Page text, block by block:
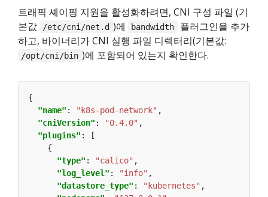
트래픽 셰이핑 지원을 활성화하려면, CNI 구성 파일 (기
본값
/etc/cni/net.d )에 bandwidth
플러그인을 추가
하고, 바이너리가 CNI 실행 파일 디렉터리(기본값:
/opt/cni/bin )에 포함되어 있는지 확인한다.
"name" : "k8s-pod-network"
"cniVersion" : "0.4.0"
"plugins"
"type" : "calico"
"log_level" : "info"
"datastore_type" : "kubernetes"